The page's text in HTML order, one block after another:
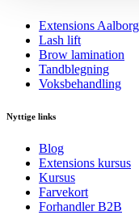
Extensions Aalborg
Lash lift
Brow lamination
Tandblegning
Voksbehandling
Nyttige links
Blog
Extensions kursus
Kursus
Farvekort
Forhandler B2B